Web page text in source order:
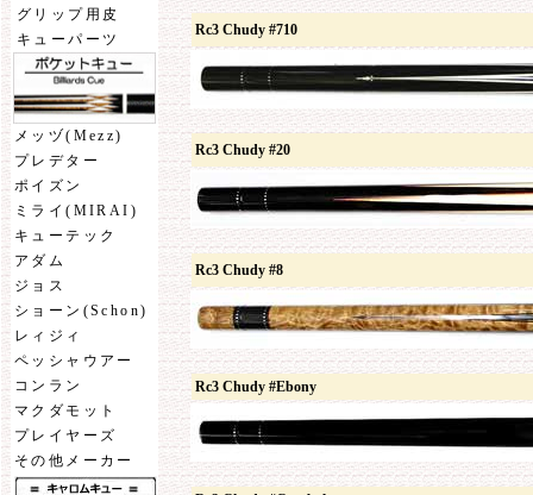
グリップ用皮
キューパーツ
メッヅ(Mezz)
プレデター
ポイズン
ミライ(MIRAI)
キューテック
アダム
ジョス
ショーン(Schon)
レィジィ
ペッシャウアー
コンラン
マクダモット
プレイヤーズ
その他メーカー
Rc3 Chudy #710
Rc3 Chudy #20
Rc3 Chudy #8
Rc3 Chudy #Ebony